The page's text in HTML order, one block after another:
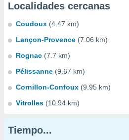
Localidades cercanas
Coudoux (4.47 km)
Lançon-Provence (7.06 km)
Rognac (7.7 km)
Pélissanne (9.67 km)
Cornillon-Confoux (9.95 km)
Vitrolles (10.94 km)
Tiempo...